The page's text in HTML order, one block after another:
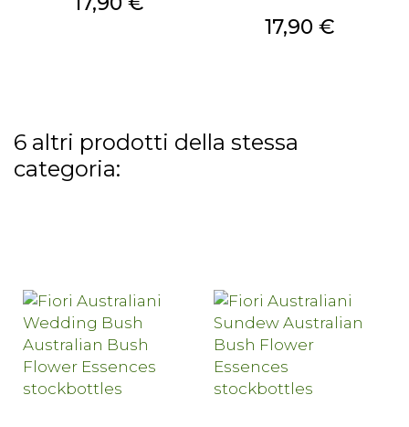
Prezzo
17,90 €
6 altri prodotti della stessa
categoria: